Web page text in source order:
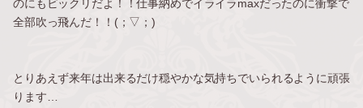
のにもビックリだよ！！仕事納めでイライラmaxだったのに衝撃で
全部吹っ飛んだ！！(；▽；)
とりあえず来年は出来るだけ穏やかな気持ちでいられるように頑張
ります…